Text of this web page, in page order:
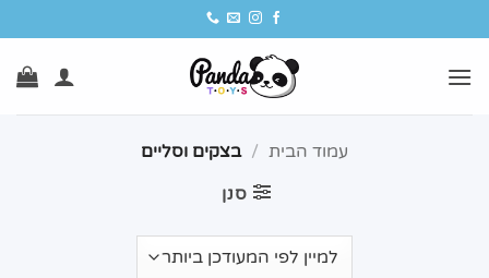
to
content
עמוד הבית / בצקים וסליים
סנן